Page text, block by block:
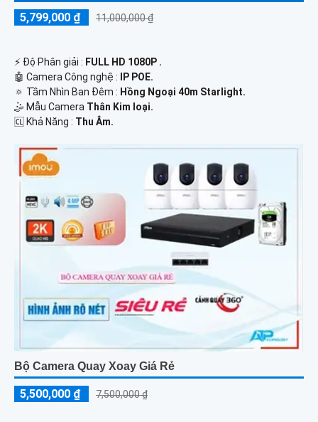
5,799,000 ₫ 11,000,000 ₫
️⚡ Độ Phân giải : FULL HD 1080P .
🤖️ Camera Công nghệ :
IP POE.
🔅 Tầm Nhìn Ban Đêm : Hồng Ngoại 40m Starlight.
🤹 Mẫu Camera Thân Kim loại.
️🆑 Khả Năng : Thu Âm.
Bộ Camera Quay Xoay Giá Rẻ
5,500,000 ₫ 7,500,000 ₫